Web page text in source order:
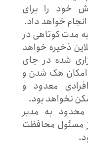
نهایت تلاش خود را برای
خواهد داد.
مدت کوتاهی در
ذخیره خواهد
شده در جای
امکان هک شدن و
معدود و
به مدیر
مسئول محافظت